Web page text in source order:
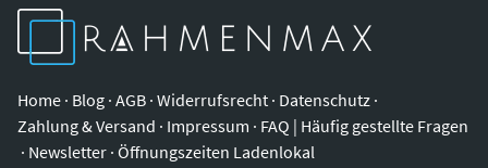
Home · Blog · AGB · Widerrufsrecht · Datenschutz ·
Zahlung & Versand · Impressum · FAQ | Häufig gestellte Fragen
· Newsletter · Öffnungszeiten Ladenlokal